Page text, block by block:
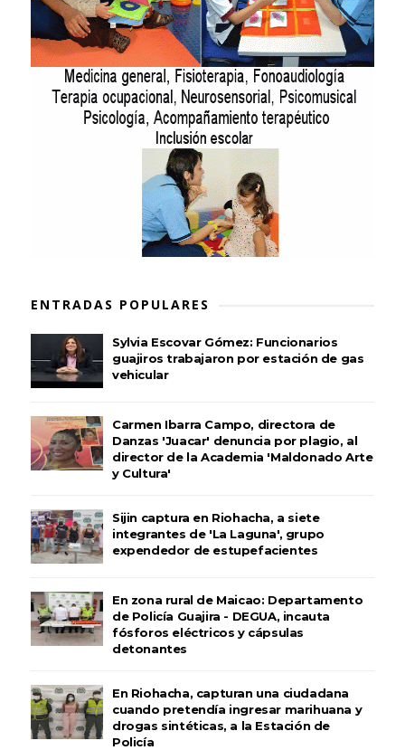
ENTRADAS POPULARES
Sylvia Escovar Gómez: Funcionarios
guajiros trabajaron por estación de gas
vehicular
Carmen Ibarra Campo, directora de
Danzas 'Juacar' denuncia por plagio, al
director de la Academia 'Maldonado Arte
y Cultura'
Sijin captura en Riohacha, a siete
integrantes de 'La Laguna', grupo
expendedor de estupefacientes
En zona rural de Maicao: Departamento
de Policía Guajira - DEGUA, incauta
fósforos eléctricos y cápsulas
detonantes
En Riohacha, capturan una ciudadana
cuando pretendía ingresar marihuana y
drogas sintéticas, a la Estación de
Policía